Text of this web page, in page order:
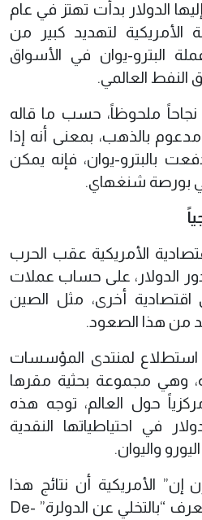
الدولار بدأت تهتز في عام
الأمريكية لتهديد كبير من
البترو-يوان في الأسواق
النفط العالمي.
ملحوظاً، حسب ما قاله
بالذهب، بمعنى أنه إذا
بالبترو-يوان، فإنه يمكن
بورصة شنغهاي.
الأمريكية عقب الحرب
دور الدولار، على حساب عملات
أخرى، مثل الصين
حد من هذا الصعود.
لمنتدى المؤسسات
وهي مجموعة بحثية مقرها
74 بنكاً مركزياً حول العالم، توجه هذه
في احتياطياتها النقدية
واليوان.
الأمريكية أن نتائج هذا
الاستطلاع، تبرز ما بات يعرف “بالتخلي عن الدولرة” De-